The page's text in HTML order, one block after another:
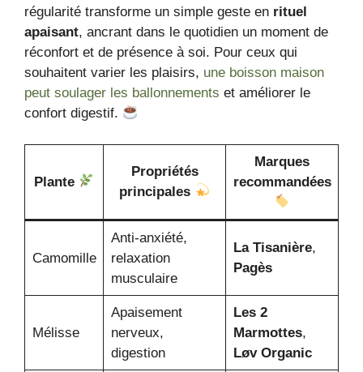
régularité transforme un simple geste en rituel
apaisant, ancrant dans le quotidien un moment de
réconfort et de présence à soi. Pour ceux qui
souhaitent varier les plaisirs, une boisson maison
peut soulager les ballonnements et améliorer le
confort digestif.
Plante
Propriétés
principales
Marques
recommandées
Camomille
Anti-anxiété,
relaxation
musculaire
La Tisanière,
Pagès
Mélisse
Apaisement
nerveux,
digestion
Les 2
Marmottes,
Løv Organic